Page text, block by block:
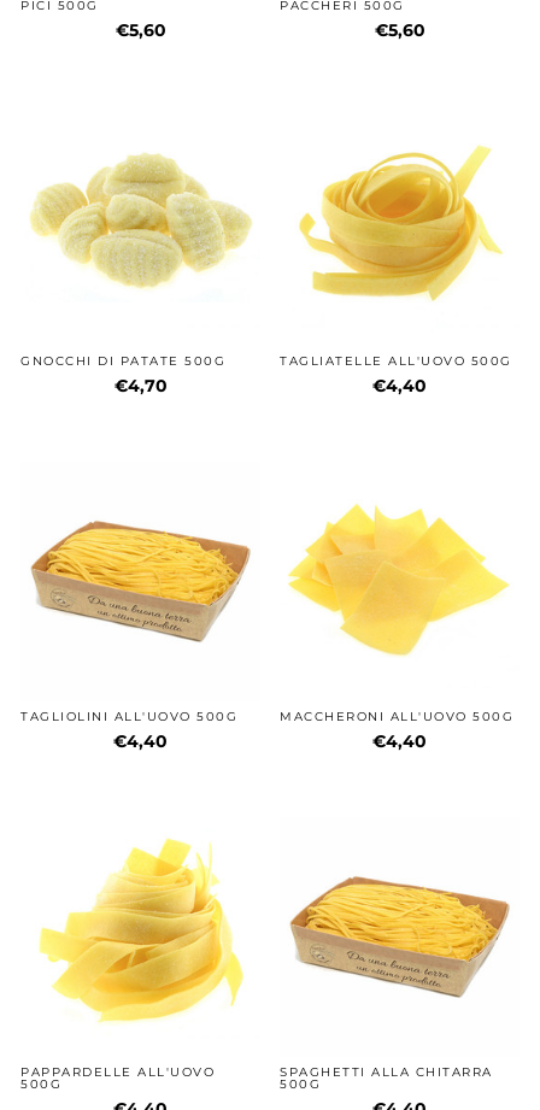
PICI 500G
€5,60
PACCHERI 500G
€5,60
GNOCCHI DI PATATE 500G
€4,70
TAGLIATELLE ALL'UOVO 500G
€4,40
TAGLIOLINI ALL'UOVO 500G
€4,40
MACCHERONI ALL'UOVO 500G
€4,40
PAPPARDELLE ALL'UOVO
500G
SPAGHETTI ALLA CHITARRA
500G